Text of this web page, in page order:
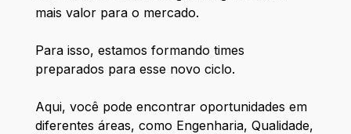
mais valor para o mercado.
Para isso, estamos formando times
preparados para esse novo ciclo.
Aqui, você pode encontrar oportunidades em
diferentes áreas, como Engenharia, Qualidade,